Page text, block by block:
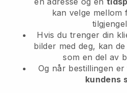
kan velge mellom
Hvis du trenger din
bilder med deg, kan de
som en del av
Og når bestillingen
kundens